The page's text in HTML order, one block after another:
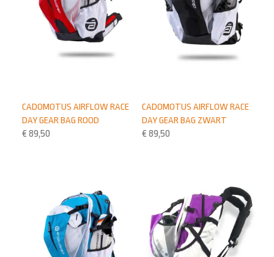
CADOMOTUS AIRFLOW RACE
DAY GEAR BAG ZWART
€ 89,50
CADOMOTUS AIRFLOW RACE
DAY GEAR BAG ROOD
€ 89,50